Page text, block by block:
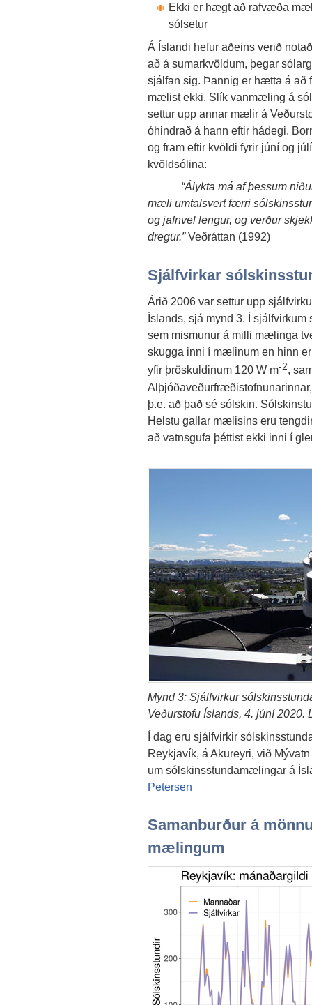
Ekki er hægt að rafvæða
sólsetur
Á Íslandi hefur aðeins verið
að á sumarkvöldum, þegar
sjálfan sig. Þannig er hætta á að
mælist ekki. Slík vanmæling á
settur upp annar mælir á
óhindrað á hann eftir hádegi.
og fram eftir kvöldi fyrir júní og
kvöldsólina:
“Álykta má af þessum
mæli umtalsvert færri
og jafnvel lengur, og verður
dregur.”Veðráttan (1992)
Sjálfvirkar
Árið 2006 var settur upp
Íslands, sjá mynd 3. Í
sem mismunur á milli mælinga
skugga inni í mælinum en hinn
yfir þröskuldinum 120 W m-2,
þ.e. að það sé sólskin.
Helstu gallar mælisins eru
að vatnsgufa þéttist ekki inni í
Mynd 3: Sjálfvirkur
Veðurstofu Íslands, 4. júní 2020.
Í dag eru sjálfvirkir
Reykjavík, á Akureyri, við
um sólskinsstundamælingar á
Petersen
Samanburður á
mælingum